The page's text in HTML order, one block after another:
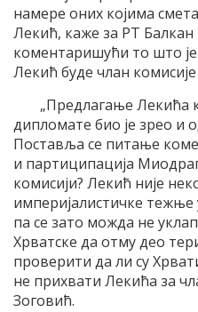
намере оних којима
Лекић, каже за РТ
коментаришући то што
Лекић буде члан
„Предлагање Лекића
дипломате био је зрео и
Поставља се питање
и партиципација
комисији? Лекић није
империјалистичке
па се зато можда не
Хрватске да отму део
проверити да ли су
не прихвати Лекића за
Зоговић.